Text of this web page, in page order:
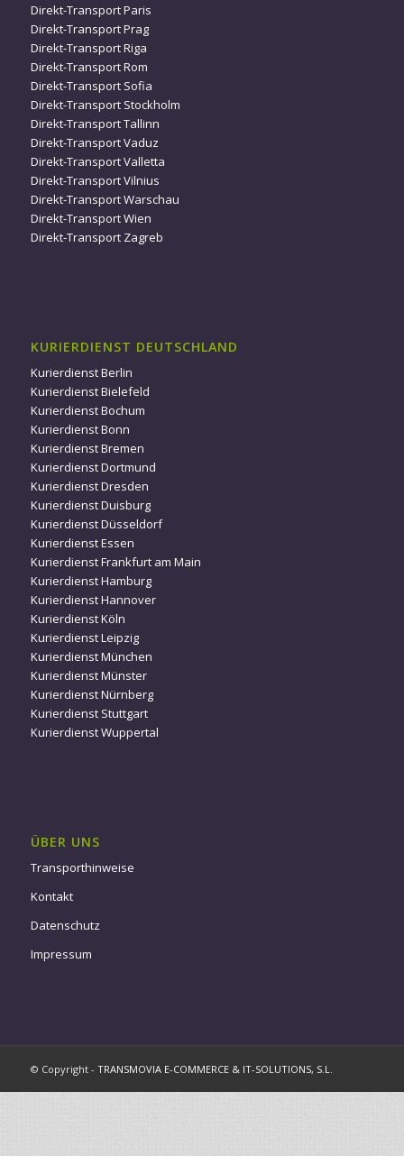
Direkt-Transport Paris
Direkt-Transport Prag
Direkt-Transport Riga
Direkt-Transport Rom
Direkt-Transport Sofia
Direkt-Transport Stockholm
Direkt-Transport Tallinn
Direkt-Transport Vaduz
Direkt-Transport Valletta
Direkt-Transport Vilnius
Direkt-Transport Warschau
Direkt-Transport Wien
Direkt-Transport Zagreb
KURIERDIENST DEUTSCHLAND
Kurierdienst Berlin
Kurierdienst Bielefeld
Kurierdienst Bochum
Kurierdienst Bonn
Kurierdienst Bremen
Kurierdienst Dortmund
Kurierdienst Dresden
Kurierdienst Duisburg
Kurierdienst Düsseldorf
Kurierdienst Essen
Kurierdienst Frankfurt am Main
Kurierdienst Hamburg
Kurierdienst Hannover
Kurierdienst Köln
Kurierdienst Leipzig
Kurierdienst München
Kurierdienst Münster
Kurierdienst Nürnberg
Kurierdienst Stuttgart
Kurierdienst Wuppertal
ÜBER UNS
Transporthinweise
Kontakt
Datenschutz
Impressum
© Copyright - TRANSMOVIA E-COMMERCE & IT-SOLUTIONS, S.L.